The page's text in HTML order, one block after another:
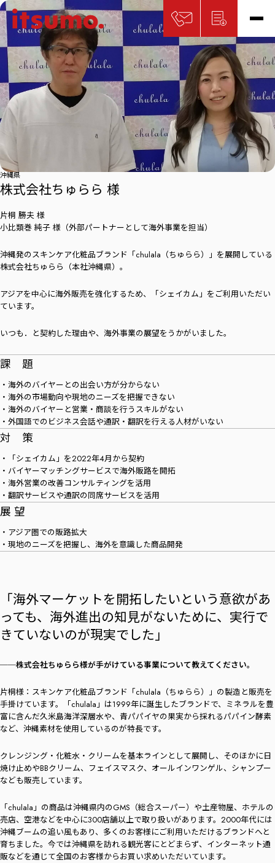
沖縄県
株式会社ちゅらら 様
片桐 勝夫 様
小比類巻 純子 様（外部パートナーとして海外事業を担当）
沖縄発のスキンケア化粧品ブランド「chulala（ちゅらら）」を展開している
株式会社ちゅらら（本社沖縄県）。
アジアを中心に海外販売を強化するため、「シェイカム」をご利用いただい
ています。
いつも．と契約した理由や、海外事業の展望をうかがいました。
課 題
・海外のバイヤーとの出会い方が分からない
・海外の市場動向や現地のニーズを把握できない
・海外のバイヤーと営業・商談を行うスキルがない
・外国語でのビジネス会話や通訳・翻訳を行える人材がいない
対 策
・「シェイカム」を2022年4月から契約
・バイヤーマッチングサービスで海外販路を開拓
・海外営業の改善コンサルティングを活用
・翻訳サービスや通訳の同席サービスを活用
展 望
・アジア圏での販路拡大
・現地のニーズを把握し、海外を意識した商品開発
「海外マーケットを開拓したいという意欲があ
っても、海外進出の知見がないために、実行で
きていないのが現実でした」
──株式会社ちゅらら様が手がけている事業について教えてください。
片桐様：スキンケア化粧品ブランド「chulala（ちゅらら）」の製造と販売を
手掛けています。「chulala」は1999年に誕生したブランドで、ミネラルを豊
富に含んだ久米島海洋深層水や、青パパイヤの果実から採れるパパイン酵素
など、沖縄素材を使用しているのが特長です。
クレンジング・化粧水・クリームを基本ラインとして展開し、そのほかに日
焼け止めやBBクリーム、フェイスマスク、オールインワンゲル、シャンプー
なども販売しています。
「chulala」の商品は沖縄県内のGMS（総合スーパー）や土産物屋、ホテルの
売店、空港などを中心に300店舗以上で取り扱いがあります。2000年代には
沖縄ブームの追い風もあり、多くのお客様にご利用いただけるブランドへと
育ちました。今では沖縄県を訪れる観光客にとどまらず、インターネット通
販などを通じて全国のお客様からお買い求めいただいています。